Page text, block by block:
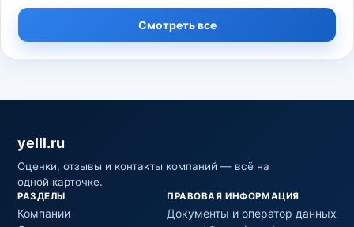
Смотреть все
yelll.ru
Оценки, отзывы и контакты компаний — всё на
одной карточке.
РАЗДЕЛЫ
Компании
ПРАВОВАЯ ИНФОРМАЦИЯ
Документы и оператор данных